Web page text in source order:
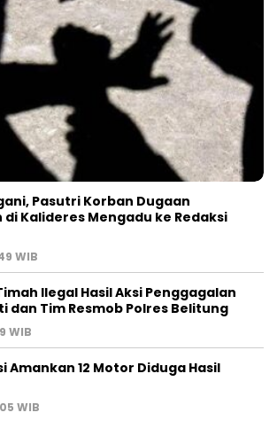
Pasutri Korban Dugaan
Kalideres Mengadu ke Redaksi
WIB
Ilegal Hasil Aksi Penggagalan
dan Tim Resmob Polres Belitung
WIB
Amankan 12 Motor Diduga Hasil
WIB